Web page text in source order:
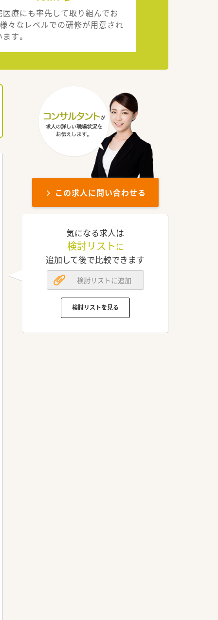
医療にも率先して取り組んでお
様々なレベルでの研修が用意され
す。
この求人に問い合わせる
気になる求人は
検討リスト に
追加して後で比較できます
検討リストに追加
検討リストを見る